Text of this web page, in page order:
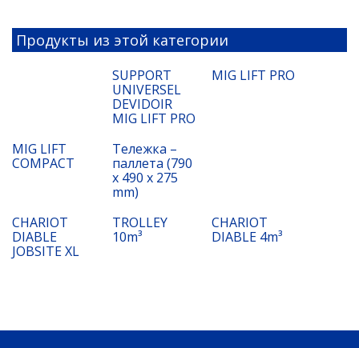
Продукты из этой категории
SUPPORT
UNIVERSEL
DEVIDOIR
MIG LIFT PRO
MIG LIFT PRO
MIG LIFT
COMPACT
Тележка –
паллета (790
x 490 x 275
mm)
CHARIOT
DIABLE
JOBSITE XL
TROLLEY
10m³
CHARIOT
DIABLE 4m³